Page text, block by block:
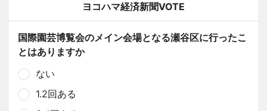
ヨコハマ経済新聞VOTE
国際園芸博覧会のメイン会場となる瀬谷区に行ったこ
とはありますか
ない
1.2回ある